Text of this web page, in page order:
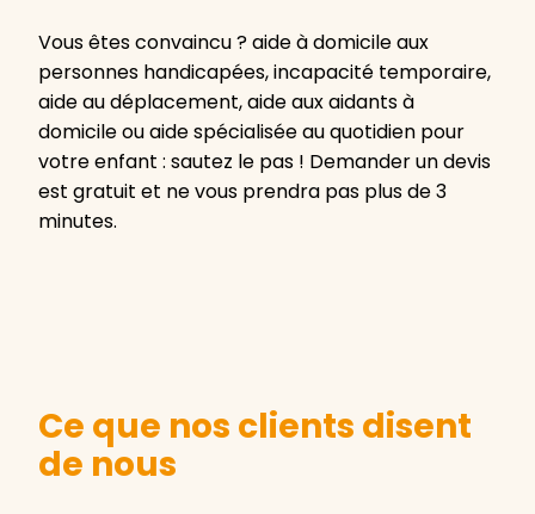
Vous êtes convaincu ? aide à domicile aux
personnes handicapées, incapacité temporaire,
aide au déplacement, aide aux aidants à
domicile ou aide spécialisée au quotidien pour
votre enfant : sautez le pas ! Demander un devis
est gratuit et ne vous prendra pas plus de 3
minutes.
Ce que nos clients disent
de nous